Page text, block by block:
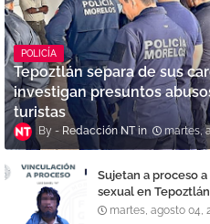
POLICÍA
Tepoztlán separa de sus
investigan presuntos
turistas
Redacción NT martes,
Sujetan a proceso
sexual en Tepoztlán
martes, agosto 04,